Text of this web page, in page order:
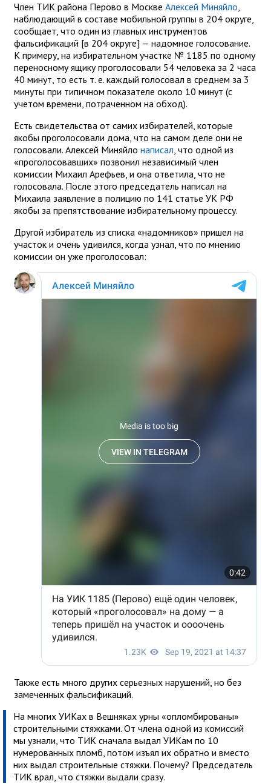
Член ТИК района Перово в Москве Алексей Миняйло,
наблюдающий в составе мобильной группы в 204 округе,
сообщает, что один из главных инструментов
фальсификаций [в 204 округе] — надомное голосование.
К примеру, на избирательном участке № 1185 по одному
переносному ящику проголосовали 54 человека за 2 часа
40 минут, то есть т. е. каждый голосовал в среднем за 3
минуты при типичном показателе около 10 минут (с
учетом времени, потраченном на обход).
Есть свидетельства от самих избирателей, которые
якобы проголосовали дома, что на самом деле они не
голосовали. Алексей Миняйло написал, что одной из
«проголосовавших» позвонил независимый член
комиссии Михаил Арефьев, и она ответила, что не
голосовала. После этого председатель написал на
Михаила заявление в полицию по 141 статье УК РФ
якобы за препятствование избирательному процессу.
Другой избиратель из списка «надомников» пришел на
участок и очень удивился, когда узнал, что по мнению
комиссии он уже проголосовал:
Также есть много других серьезных нарушений, но без
замеченных фальсификаций.
На многих УИКах в Вешняках урны «опломбированы»
строительными стяжками. От члена одной из комиссий
мы узнали, что ТИК сначала выдал УИКам по 10
нумерованных пломб, потом изъял их обратно и вместо
них выдал строительные стяжки. Почему? Председатель
ТИК врал, что стяжки выдали сразу.